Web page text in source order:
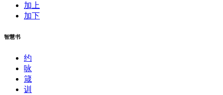
加上
加下
智慧书
约
咏
箴
训